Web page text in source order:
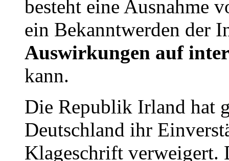
besteht eine Ausnahme
ein Bekanntwerden der
Auswirkungen auf
kann.
Die Republik Irland hat
Deutschland ihr
Klageschrift verweigert.